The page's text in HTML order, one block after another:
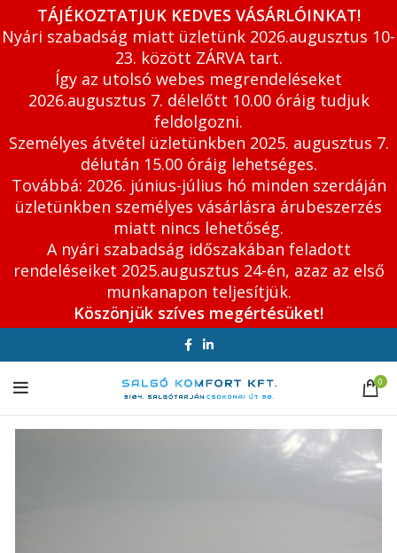
TÁJÉKOZTATJUK KEDVES VÁSÁRLÓINKAT!
Nyári szabadság miatt üzletünk 2026.augusztus 10-
23. között ZÁRVA tart.
Így az utolsó webes megrendeléseket
2026.augusztus 7. délelőtt 10.00 óráig tudjuk
feldolgozni.
Személyes átvétel üzletünkben 2025. augusztus 7.
délután 15.00 óráig lehetséges.
Továbbá: 2026. június-július hó minden szerdáján
üzletünkben személyes vásárlásra árubeszerzés
miatt nincs lehetőség.
A nyári szabadság időszakában feladott
rendeléseiket 2025.augusztus 24-én, azaz az első
munkanapon teljesítjük.
Köszönjük szíves megértésüket!
0